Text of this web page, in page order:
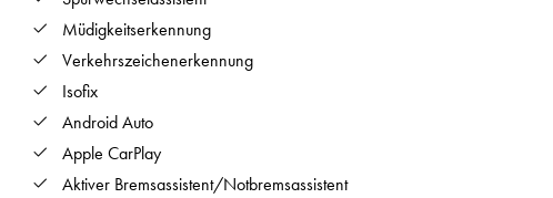
Müdigkeitserkennung
Verkehrszeichenerkennung
Isofix
Android Auto
Apple CarPlay
Aktiver Bremsassistent/Notbremsassistent